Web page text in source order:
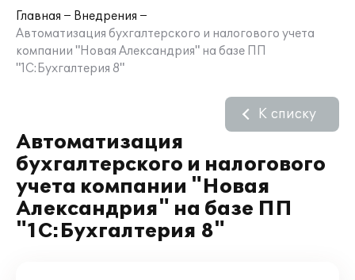
Главная
Внедрения
Автоматизация бухгалтерского и налогового учета
компании "Новая Александрия" на базе ПП
"1С:Бухгалтерия 8"
Автоматизация
бухгалтерского и налогового
учета компании "Новая
Александрия" на базе ПП
"1С:Бухгалтерия 8"
К списку